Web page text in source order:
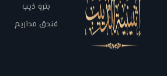
بترو ذيب
فندق مداريم